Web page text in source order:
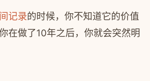
记录的时候，你不知道它的价值
在做了10年之后，你就会突然明